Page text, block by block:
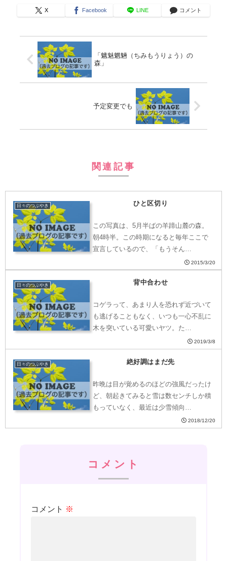
X Facebook LINE コメント
「魑魅魍魎（ちみもうりょう）の
森」
予定変更でも
関連記事
日々のつぶやき ひと区切り
この写真は、5月半ばの羊蹄山麓の森。
朝4時半。この時期になると毎年ここで
宣言しているので、「もうそん…
2015/3/20
日々のつぶやき 背中合わせ
コゲラって、あまり人を恐れず近づいて
も逃げることもなく、いつも一心不乱に
木を突いている可愛いヤツ。た…
2019/3/8
日々のつぶやき 絶好調はまだ先
昨晩は目が覚めるのほどの強風だったけ
ど、朝起きてみると雪は数センチしか積
もっていなく、最近は少雪傾向…
2018/12/20
コメント
コメント ※